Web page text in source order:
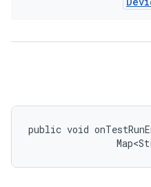
public void